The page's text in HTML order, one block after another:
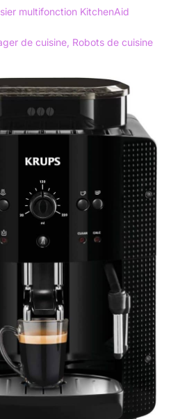
multifonction KitchenAid
de cuisine Robots de cuisine